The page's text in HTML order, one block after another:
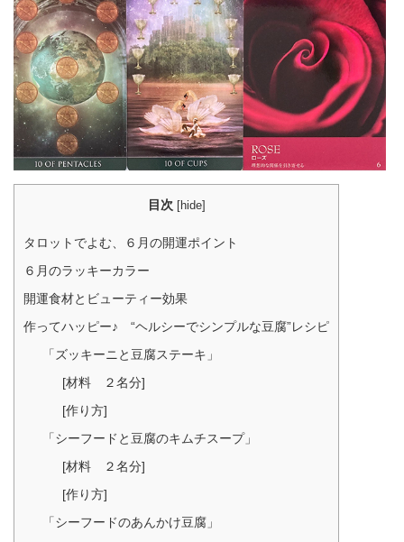
目次 [hide]
タロットでよむ、６月の開運ポイント
６月のラッキーカラー
開運食材とビューティー効果
作ってハッピー♪ “ヘルシーでシンプルな豆腐”レシピ
「ズッキーニと豆腐ステーキ」
[材料 ２名分]
[作り方]
「シーフードと豆腐のキムチスープ」
[材料 ２名分]
[作り方]
「シーフードのあんかけ豆腐」